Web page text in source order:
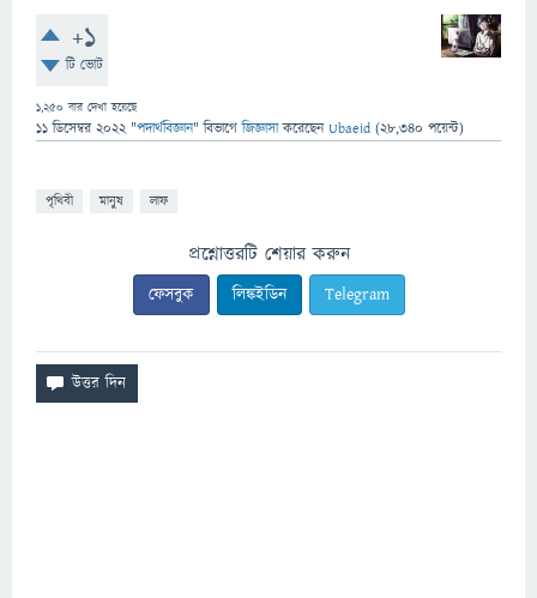
+1
টি ভোট
1,250 বার দেখা হয়েছে
11 ডিসেম্বর 2022 "পদার্থবিজ্ঞান" বিভাগে জিজ্ঞাসাকরেছেনUbaeid (28,340 পয়েন্ট)
পৃথিবী মানুষ লাফ
প্রশ্নোত্তরটি শেয়ার করুন
ফেসবুক লিঙ্কইডিন Telegram